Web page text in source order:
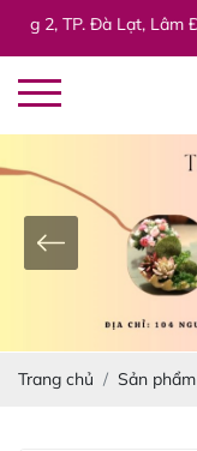
Đà Lạt, Lâm Đồng
Trang chủ Sản phẩm